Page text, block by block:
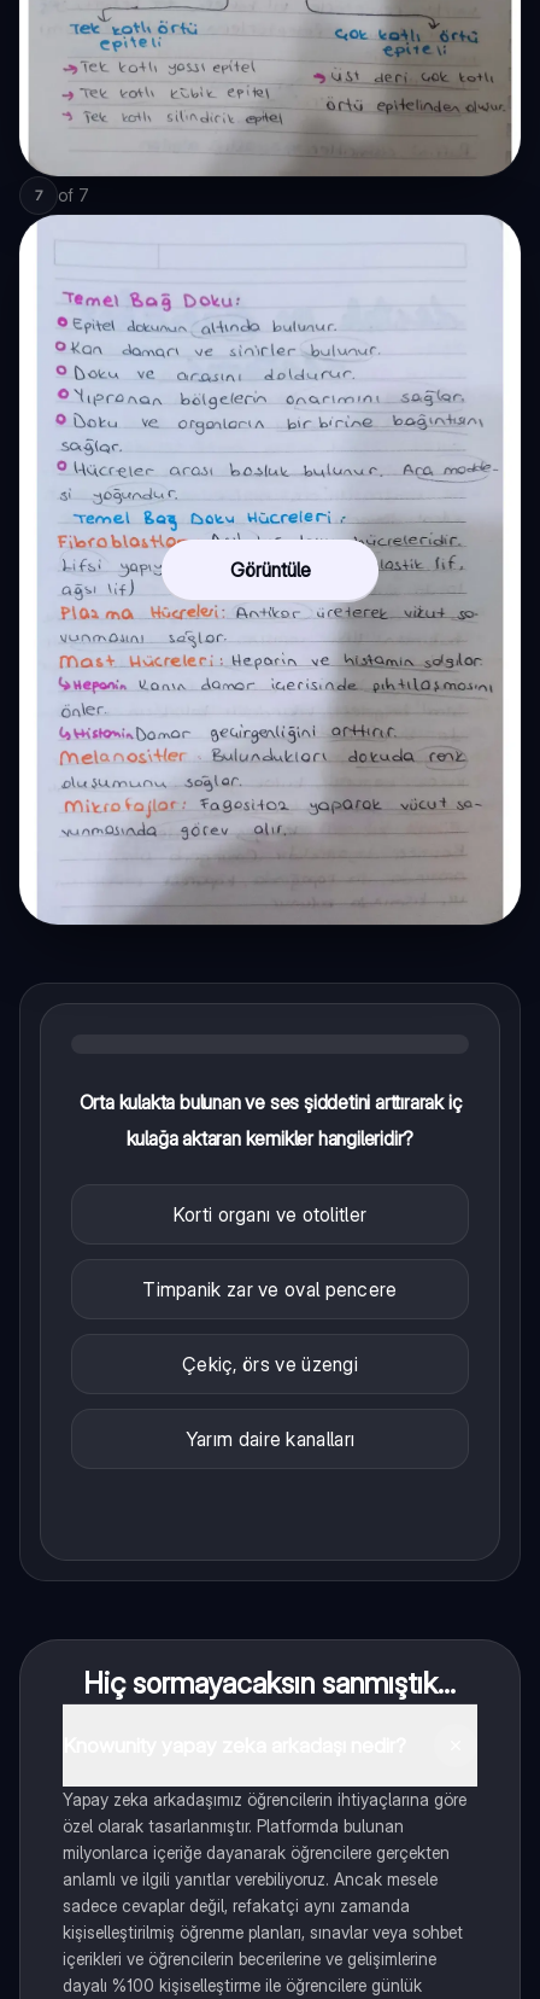
7 of 7
Görüntüle
Orta kulakta bulunan ve ses şiddetini arttırarak iç
kulağa aktaran kemikler hangileridir?
Korti organı ve otolitler
Timpanik zar ve oval pencere
Çekiç, örs ve üzengi
Yarım daire kanalları
Hiç sormayacaksın sanmıştık...
Yapay zeka arkadaşımız öğrencilerin ihtiyaçlarına göre
özel olarak tasarlanmıştır. Platformda bulunan
milyonlarca içeriğe dayanarak öğrencilere gerçekten
anlamlı ve ilgili yanıtlar verebiliyoruz. Ancak mesele
sadece cevaplar değil, refakatçi aynı zamanda
kişiselleştirilmiş öğrenme planları, sınavlar veya sohbet
içerikleri ve öğrencilerin becerilerine ve gelişimlerine
dayalı %100 kişiselleştirme ile öğrencilere günlük